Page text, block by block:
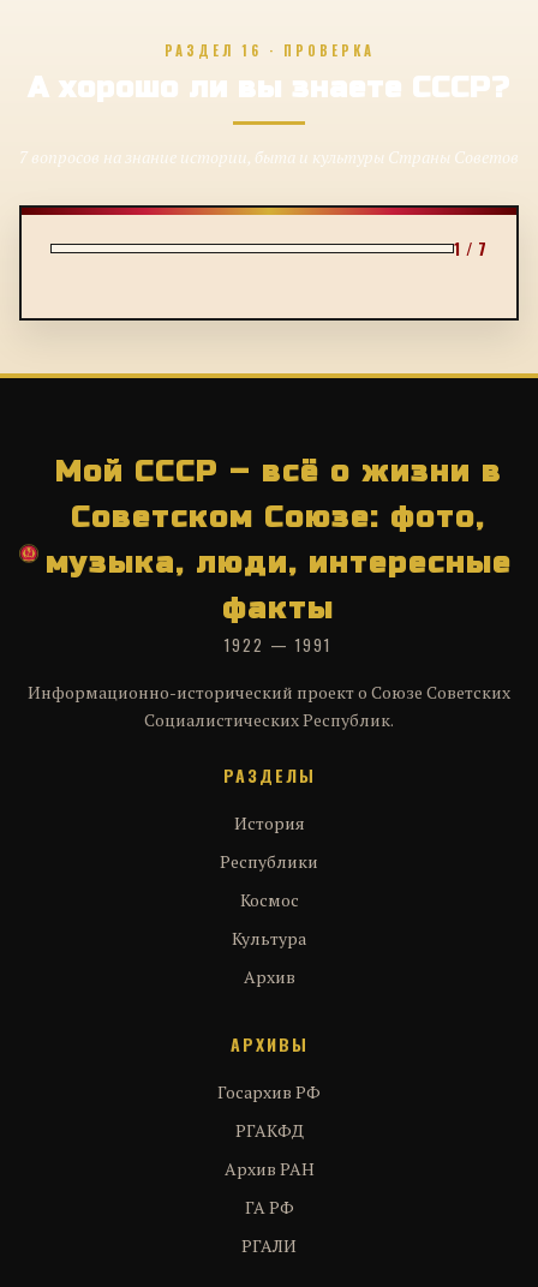
РАЗДЕЛ 16 · ПРОВЕРКА
А хорошо ли вы знаете СССР?
7 вопросов на знание истории, быта и культуры Страны Советов
1 / 7
Мой СССР – всё о жизни в
Советском Союзе: фото,
музыка, люди, интересные
факты
1922 — 1991
Информационно-исторический проект о Союзе Советских
Социалистических Республик.
РАЗДЕЛЫ
История
Республики
Космос
Культура
Архив
АРХИВЫ
Госархив РФ
РГАКФД
Архив РАН
ГА РФ
РГАЛИ